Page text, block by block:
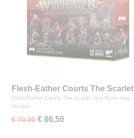
Flesh-Eather Courts The Scarlet
Jury
Flesh-Eather Courts The Scarlet Jury None may
escape…
€ 70,00 € 66,50